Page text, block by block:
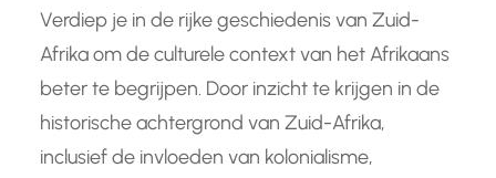
Verdiep je in de rijke geschiedenis van Zuid-
Afrika om de culturele context van het Afrikaans
beter te begrijpen. Door inzicht te krijgen in de
historische achtergrond van Zuid-Afrika,
inclusief de invloeden van kolonialisme,